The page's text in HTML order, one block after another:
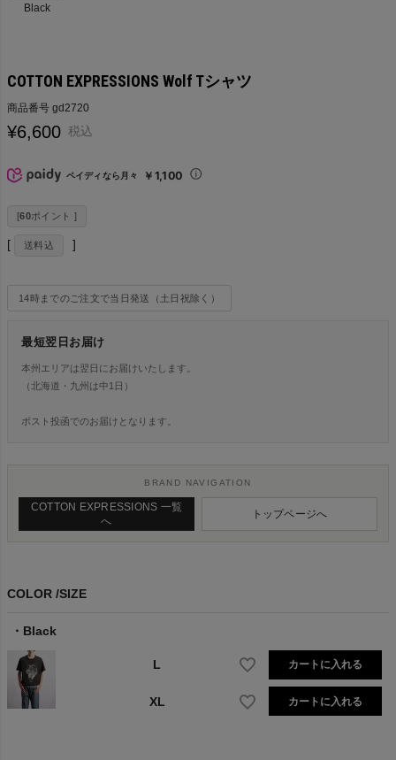
Black
COTTON EXPRESSIONS Wolf Tシャツ
商品番号 gd2720
¥6,600 税込
ペイディなら月々 ￥1,100
[60ポイント ]
送料込
14時までのご注文で当日発送（土日祝除く）
最短翌日お届け
本州エリアは翌日にお届けいたします。
（北海道・九州は中1日）
ポスト投函でのお届けとなります。
BRAND NAVIGATION
COTTON EXPRESSIONS 一覧
へ
トップページへ
COLOR SIZE
Black
L カートに入れる
XL カートに入れる